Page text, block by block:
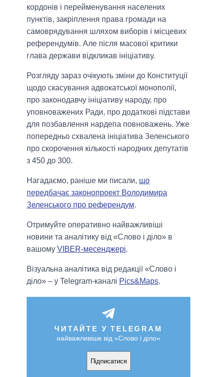
кордонів і перейменування населених
пунктів, закріплення права громади на
самоврядування шляхом виборів і місцевих
референдумів. Але після масової критики
глава держави відкликав ініціативу.
Розгляду зараз очікують зміни до Конституції
щодо скасування адвокатської монополії,
про законодавчу ініціативу народу, про
уповноважених Ради, про додаткові підстави
для позбавлення нардепа повноважень. Уже
попередньо схвалена ініціатива Зеленського
про скорочення кількості народних депутатів
з 450 до 300.
Нагадаємо, раніше ми писали, що
передбачає законопроект Володимира
Зеленського про референдум.
Отримуйте оперативно найважливіші
новини та аналітику від «Слово і діло» в
вашому VIBER-месенджері.
Візуальна аналітика від редакції «Слово і
діло» – у Telegram-каналі Pics&Maps.
ЧИТАЙТЕ У TELEGRAM
найважливіше від «Слово і діло»
Підписатися